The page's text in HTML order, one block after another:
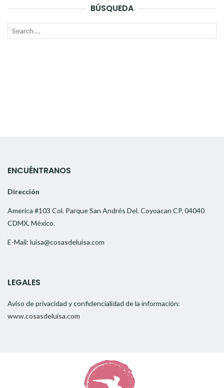
BÚSQUEDA
Search
ENCUÉNTRANOS
Dirección
America #103 Col. Parque San Andrés Del. Coyoacan CP. 04040
CDMX, México.
E-Mail: luisa@cosasdeluisa.com
LEGALES
Aviso de privacidad y confidencialidad de la información:
www.cosasdeluisa.com